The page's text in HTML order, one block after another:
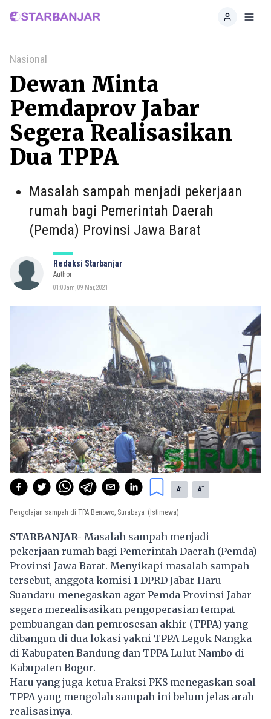
Home
Nasional
Dewan Minta
Pemdaprov Jabar
Segera Realisasikan
Dua TPPA
Masalah sampah menjadi pekerjaan
rumah bagi Pemerintah Daerah
(Pemda) Provinsi Jawa Barat
Redaksi Starbanjar
Author
01:03am, 09 Mar, 2021
A- A+
Pengolajan sampah di TPA Benowo, Surabaya (Istimewa)
STARBANJAR- Masalah sampah menjadi
pekerjaan rumah bagi Pemerintah Daerah (Pemda)
Provinsi Jawa Barat. Menyikapi masalah sampah
tersebut, anggota komisi 1 DPRD Jabar Haru
Suandaru menegaskan agar Pemda Provinsi Jabar
segera merealisasikan pengoperasian tempat
pembuangan dan pemrosesan akhir (TPPA) yang
dibangun di dua lokasi yakni TPPA Legok Nangka
di Kabupaten Bandung dan TPPA Lulut Nambo di
Kabupaten Bogor.
Haru yang juga ketua Fraksi PKS menegaskan soal
TPPA yang mengolah sampah ini belum jelas arah
realisasinya.